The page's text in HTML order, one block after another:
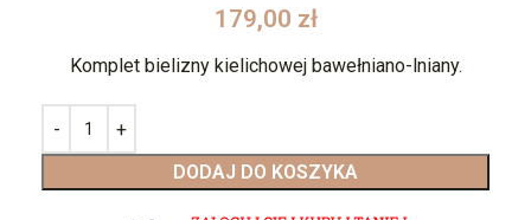
179,00 zł
Komplet bielizny kielichowej bawełniano-lniany.
DODAJ DO KOSZYKA